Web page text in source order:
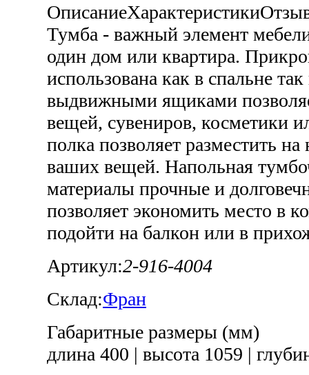
ОписаниеХарактеристики
Тумба - важный элемент
один дом или квартира.
использована как в спальне
выдвижными ящиками
вещей, сувениров, косметики
полка позволяет разместить
ваших вещей. Напольная
материалы прочные и
позволяет экономить место в
подойти на балкон или в
Артикул:2-916-4004
Склад:Фран
Габаритные размеры (мм)
длина 400 | высота 1059 |